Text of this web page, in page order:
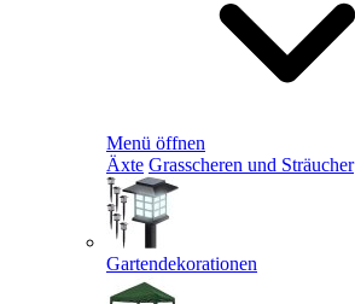
Menü öffnen
Äxte Grasscheren und Sträucher
Gartendekorationen